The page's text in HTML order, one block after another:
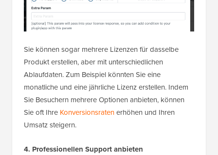
Sie können sogar mehrere Lizenzen für dasselbe
Produkt erstellen, aber mit unterschiedlichen
Ablaufdaten. Zum Beispiel könnten Sie eine
monatliche und eine jährliche Lizenz erstellen. Indem
Sie Besuchern mehrere Optionen anbieten, können
Sie oft Ihre Konversionsratenerhöhen und Ihren
Umsatz steigern.
4. Professionellen Support anbieten